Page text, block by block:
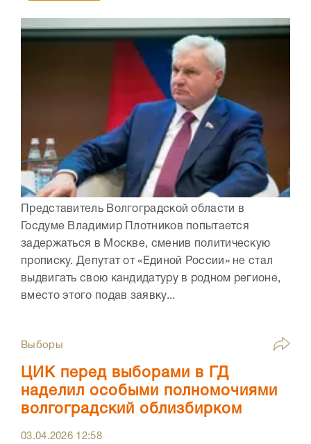
Представитель Волгоградской области в
Госдуме Владимир Плотников попытается
задержаться в Москве, сменив политическую
прописку. Депутат от «Единой России» не стал
выдвигать свою кандидатуру в родном регионе,
вместо этого подав заявку...
Выборы
ЦИК перед выборами в ГД
наделил особыми полномочиями
волгоградский облизбирком
03.04.2026 12:58